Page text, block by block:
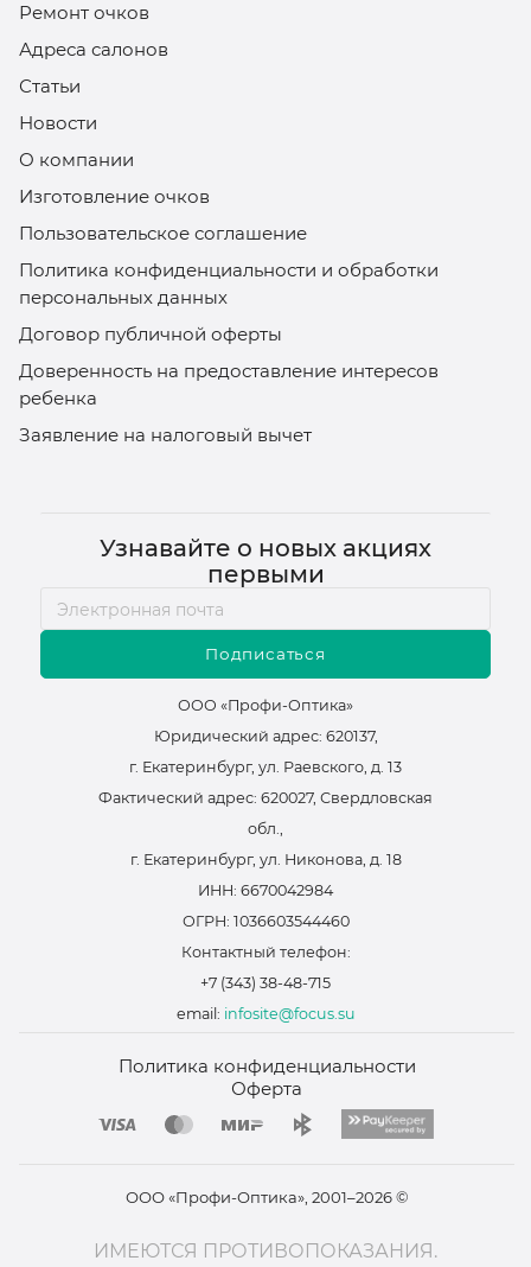
Ремонт очков
Адреса салонов
Статьи
Новости
О компании
Изготовление очков
Пользовательское соглашение
Политика конфиденциальности и обработки
персональных данных
Договор публичной оферты
Доверенность на предоставление интересов
ребенка
Заявление на налоговый вычет
Узнавайте о новых акциях
первыми
Подписаться
ООО «Профи-Оптика»
Юридический адрес: 620137,
г. Екатеринбург, ул. Раевского, д. 13
Фактический адрес: 620027, Свердловская
обл.,
г. Екатеринбург, ул. Никонова, д. 18
ИНН: 6670042984
ОГРН: 1036603544460
Контактный телефон:
+7 (343) 38-48-715
email: infosite@focus.su
ООО «Профи-Оптика», 2001–2026 ©
Политика конфиденциальности
Оферта
ИМЕЮТСЯ ПРОТИВОПОКАЗАНИЯ.